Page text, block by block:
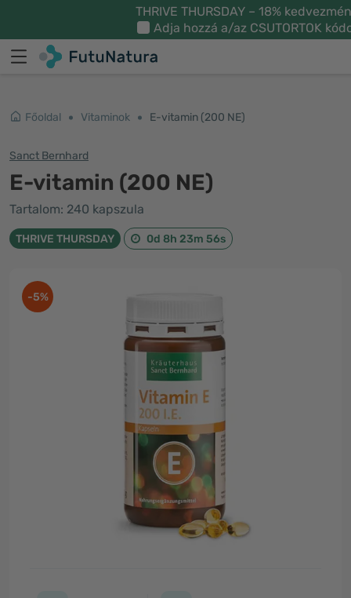
THRIVE THURSDAY – 18%
Adja hozzá a/az CSUTORTOK
Főoldal Vitaminok E-vitamin (200 NE)
Sanct Bernhard
E-vitamin (200 NE)
Tartalom: 240 kapszula
THRIVE THURSDAY 0d 8h 23m 55s
-5%